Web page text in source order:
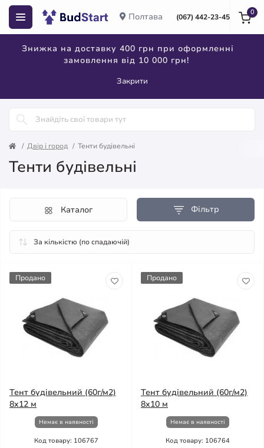
Полтава (067) 442-23-45
Знижка на доставку 400 грн при оформленні
замовлення від 10 000 грн!
Закрити
0
Двір і город Тенти будівельні
Тенти будівельні
Фільтр
Каталог
Продано
Тент будівельний (60г/м2)
8x12 м
Немає в наявності
Код товару: 106767
Продано
Тент будівельний (60г/м2)
8x10 м
Немає в наявності
Код товару: 106764